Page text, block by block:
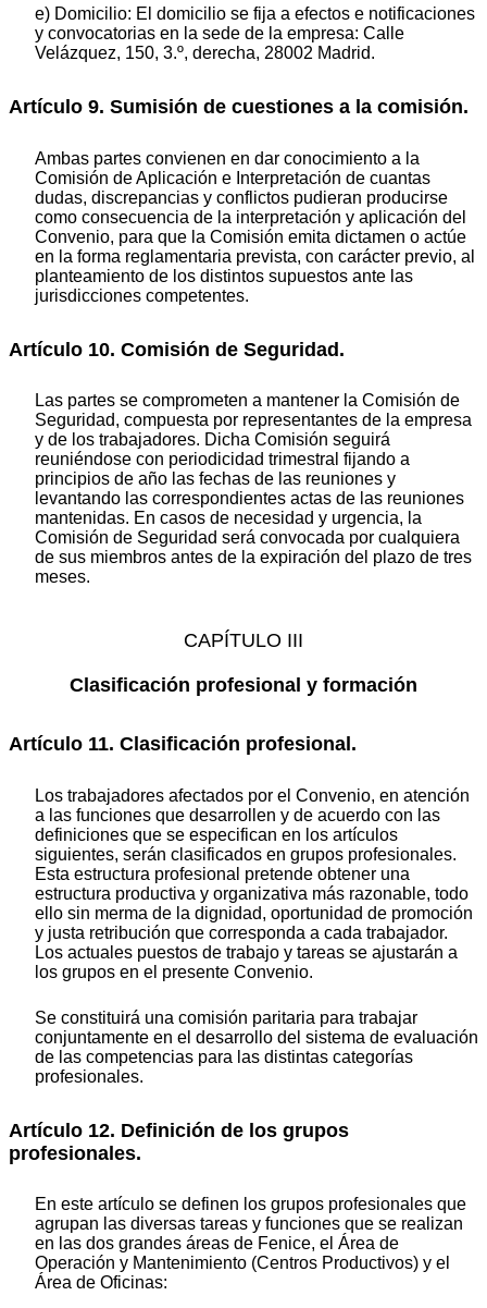
e) Domicilio: El domicilio se fija a efectos e notificaciones
y convocatorias en la sede de la empresa: Calle
Velázquez, 150, 3.º, derecha, 28002 Madrid.
Artículo 9. Sumisión de cuestiones a la comisión.
Ambas partes convienen en dar conocimiento a la
Comisión de Aplicación e Interpretación de cuantas
dudas, discrepancias y conflictos pudieran producirse
como consecuencia de la interpretación y aplicación del
Convenio, para que la Comisión emita dictamen o actúe
en la forma reglamentaria prevista, con carácter previo, al
planteamiento de los distintos supuestos ante las
jurisdicciones competentes.
Artículo 10. Comisión de Seguridad.
Las partes se comprometen a mantener la Comisión de
Seguridad, compuesta por representantes de la empresa
y de los trabajadores. Dicha Comisión seguirá
reuniéndose con periodicidad trimestral fijando a
principios de año las fechas de las reuniones y
levantando las correspondientes actas de las reuniones
mantenidas. En casos de necesidad y urgencia, la
Comisión de Seguridad será convocada por cualquiera
de sus miembros antes de la expiración del plazo de tres
meses.
CAPÍTULO III
Clasificación profesional y formación
Artículo 11. Clasificación profesional.
Los trabajadores afectados por el Convenio, en atención
a las funciones que desarrollen y de acuerdo con las
definiciones que se especifican en los artículos
siguientes, serán clasificados en grupos profesionales.
Esta estructura profesional pretende obtener una
estructura productiva y organizativa más razonable, todo
ello sin merma de la dignidad, oportunidad de promoción
y justa retribución que corresponda a cada trabajador.
Los actuales puestos de trabajo y tareas se ajustarán a
los grupos en el presente Convenio.
Se constituirá una comisión paritaria para trabajar
conjuntamente en el desarrollo del sistema de evaluación
de las competencias para las distintas categorías
profesionales.
Artículo 12. Definición de los grupos
profesionales.
En este artículo se definen los grupos profesionales que
agrupan las diversas tareas y funciones que se realizan
en las dos grandes áreas de Fenice, el Área de
Operación y Mantenimiento (Centros Productivos) y el
Área de Oficinas: